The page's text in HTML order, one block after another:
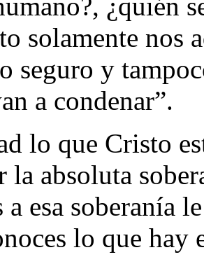
solamente nos
seguro y
a condenar”.
lo que Cristo
la absoluta
a esa soberanía
lo que hay